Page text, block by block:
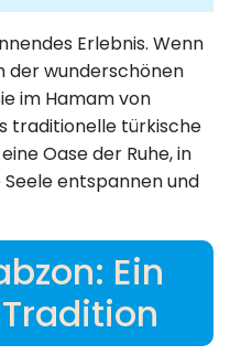
Erlebnis. Wenn
der wunderschönen
im Hamam von
traditionelle türkische
Oase der Ruhe, in
entspannen und
Ein